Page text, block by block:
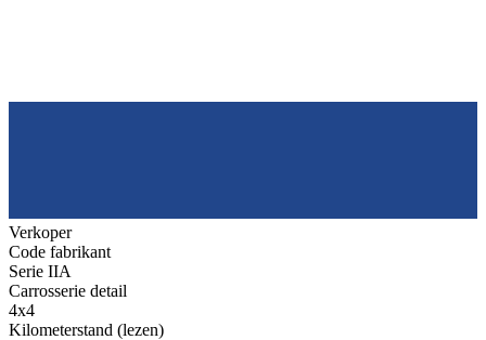
Verkoper
Code fabrikant
Serie IIA
Carrosserie detail
4x4
Kilometerstand (lezen)